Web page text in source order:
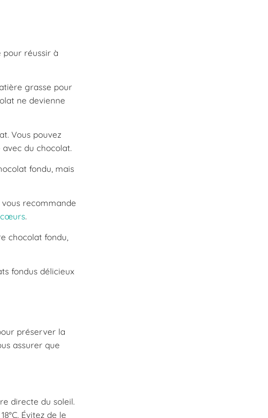
pour réussir à
grasse pour
ne devienne
Vous pouvez
du chocolat.
fondu, mais
recommande
cœurs.
chocolat fondu,
fondus délicieux
préserver la
assurer que
directe du soleil.
Évitez de le